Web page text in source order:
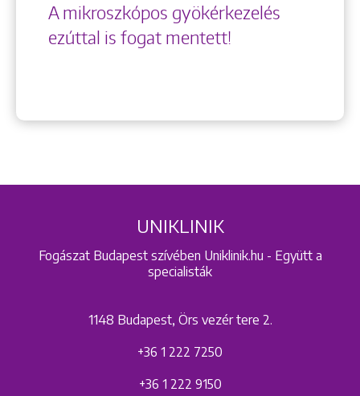
A mikroszkópos gyökérkezelés
ezúttal is fogat mentett!
UNIKLINIK
Fogászat Budapest szívében Uniklinik.hu - Együtt a
specialisták
1148 Budapest, Örs vezér tere 2.
+36 1 222 7250
+36 1 222 9150